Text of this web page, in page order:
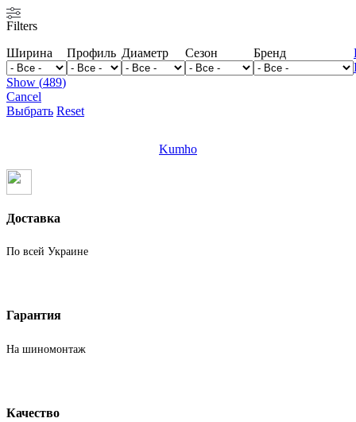
Filters
Ширина
Профиль Диаметр Сезон Бренд
Show (489)
Cancel
Выбрать Reset
Kumho
Доставка
По всей Украине
Гарантия
На шиномонтаж
Качество